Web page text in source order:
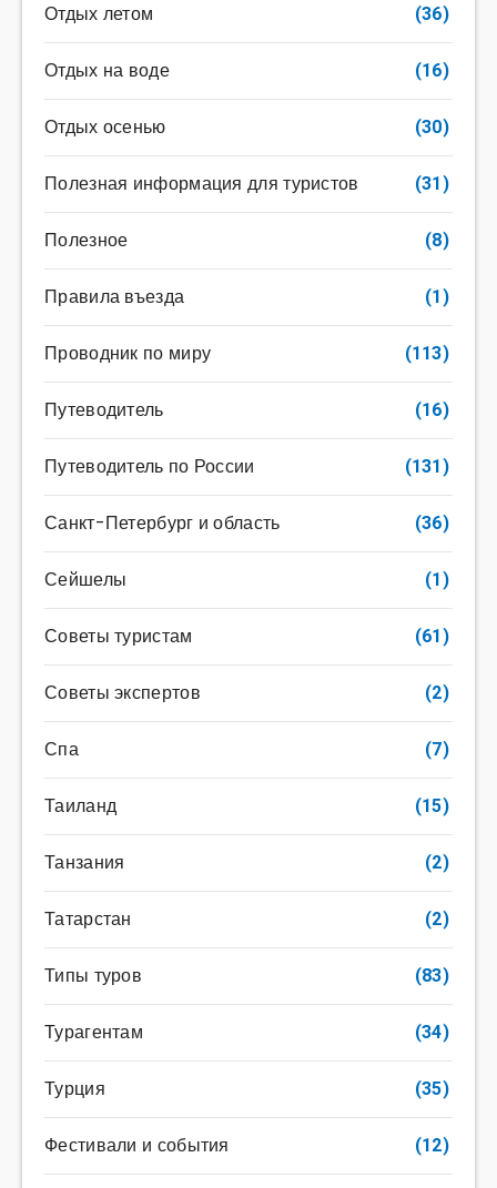
Отдых летом (36)
Отдых на воде (16)
Отдых осенью (30)
Полезная информация для туристов (31)
Полезное (8)
Правила въезда (1)
Проводник по миру (113)
Путеводитель (16)
Путеводитель по России (131)
Санкт-Петербург и область (36)
Сейшелы (1)
Советы туристам (61)
Советы экспертов (2)
Спа (7)
Таиланд (15)
Танзания (2)
Татарстан (2)
Типы туров (83)
Турагентам (34)
Турция (35)
Фестивали и события (12)